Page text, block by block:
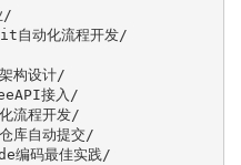
/
自动化流程开发/
构设计/
接入/
流程开发/
库自动提交/
编码最佳实践/